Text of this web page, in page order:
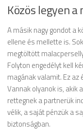
Közös legyen
A másik nagy gondot a
ellene és mellette is.
megtöltött
Folyton engedélyt kell
magának valamit. Ez
Vannak olyanok is, akik
rettegnek a partnerük
vélik, a saját pénzük a
biztonságban.